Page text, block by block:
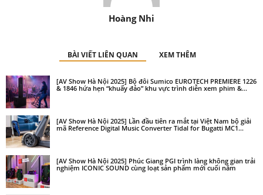
Hoàng Nhi
BÀI VIẾT LIÊN QUAN XEM THÊM
[AV Show Hà Nội 2025] Bộ đôi Sumico EUROTECH PREMIERE 1226
& 1846 hứa hẹn “khuấy đảo” khu vực trình diễn xem phim &...
[AV Show Hà Nội 2025] Lần đầu tiên ra mắt tại Việt Nam bộ giải
mã Reference Digital Music Converter Tidal for Bugatti MC1...
[AV Show Hà Nội 2025] Phúc Giang PGI trình làng không gian trải
nghiệm ICONIC SOUND cùng loạt sản phẩm mới cuối năm